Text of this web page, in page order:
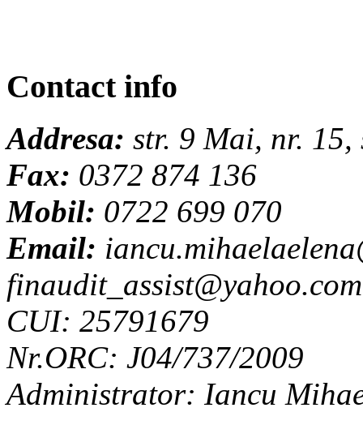
Contact info
Addresa: str. 9 Mai, nr. 15,
Fax: 0372 874 136
Mobil: 0722 699 070
Email:
finaudit_assist@yahoo.com
CUI: 25791679
Nr.ORC: J04/737/2009
Administrator: Iancu